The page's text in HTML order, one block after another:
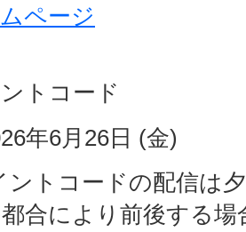
ページ
トコード
年6月26日 (金)
トコードの配信は
合により前後する